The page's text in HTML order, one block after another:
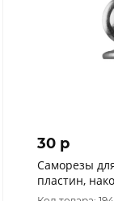
30 p
Саморезы
пластин,
х 16 (фасовка